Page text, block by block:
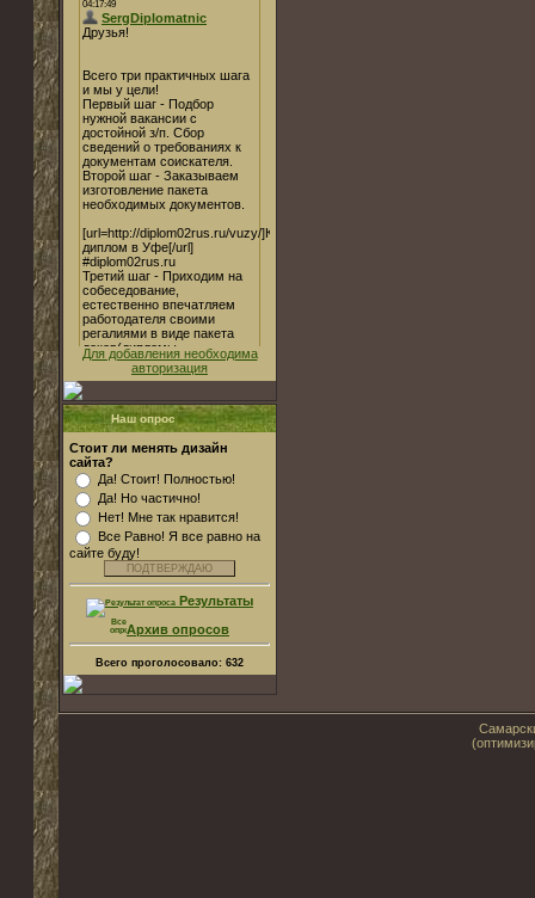
Для добавления необходима
авторизация
Наш опрос
Стоит ли менять дизайн
сайта?
Да! Стоит! Полностью!
Да! Но частично!
Нет! Мне так нравится!
Все Равно! Я все равно на
сайте буду!
Результаты
Архив опросов
Всего проголосовало: 632